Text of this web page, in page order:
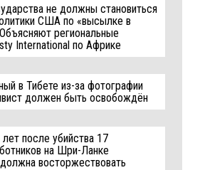
не должны становиться
США по «высылке в
региональные
International по Африке
в Тибете из-за фотографии
должен быть освобождён
после убийства 17
на Шри-Ланке
восторжествовать